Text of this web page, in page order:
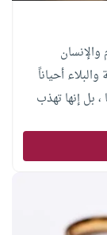
والإنسان
أحياناً
، بل إنها تهذب
لعباده ،
اللهَ